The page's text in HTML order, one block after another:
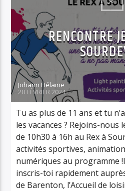
RENCONTRE
Johann Hélaine
20 FÉVRIER 2024
Tu as plus de 11 ans et tu
les vacances ? Rejoins-nous
de 10h30 à 16h au Rex à
activités sportives,
numériques au programme
inscris-toi rapidement
de Barenton, l’Accueil de